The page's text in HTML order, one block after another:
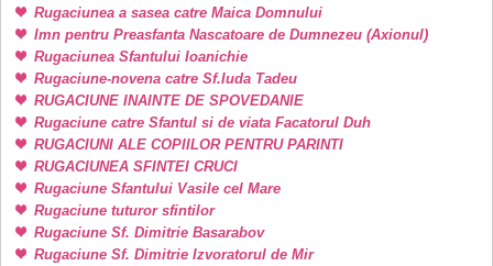
Rugaciunea a sasea catre Maica Domnului
Imn pentru Preasfanta Nascatoare de Dumnezeu (Axionul)
Rugaciunea Sfantului Ioanichie
Rugaciune-novena catre Sf.Iuda Tadeu
RUGACIUNE INAINTE DE SPOVEDANIE
Rugaciune catre Sfantul si de viata Facatorul Duh
RUGACIUNI ALE COPIILOR PENTRU PARINTI
RUGACIUNEA SFINTEI CRUCI
Rugaciune Sfantului Vasile cel Mare
Rugaciune tuturor sfintilor
Rugaciune Sf. Dimitrie Basarabov
Rugaciune Sf. Dimitrie Izvoratorul de Mir